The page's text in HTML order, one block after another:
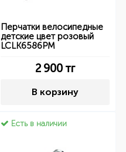
Перчатки велосипедные
детские цвет розовый
LCLK6586PM
2 900 тг
В корзину
Есть в наличии